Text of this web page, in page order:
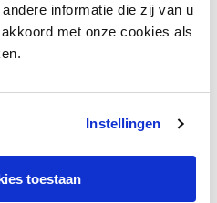
informatie die zij van u
met onze cookies als
Instellingen
toestaan